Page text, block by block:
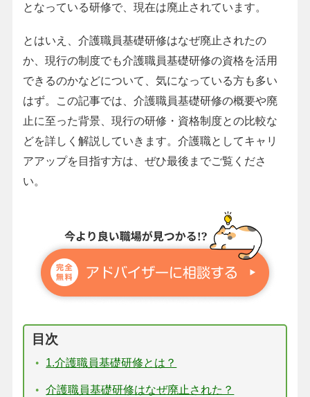
となっている研修で、現在は廃止されています。
とはいえ、介護職員基礎研修はなぜ廃止されたの
か、現行の制度でも介護職員基礎研修の資格を活用
できるのかなどについて、気になっている方も多い
はず。この記事では、介護職員基礎研修の概要や廃
止に至った背景、現行の研修・資格制度との比較な
どを詳しく解説していきます。介護職としてキャリ
アアップを目指す方は、ぜひ最後までご覧くださ
い。
目次
1.介護職員基礎研修とは？
介護職員基礎研修はなぜ廃止された？